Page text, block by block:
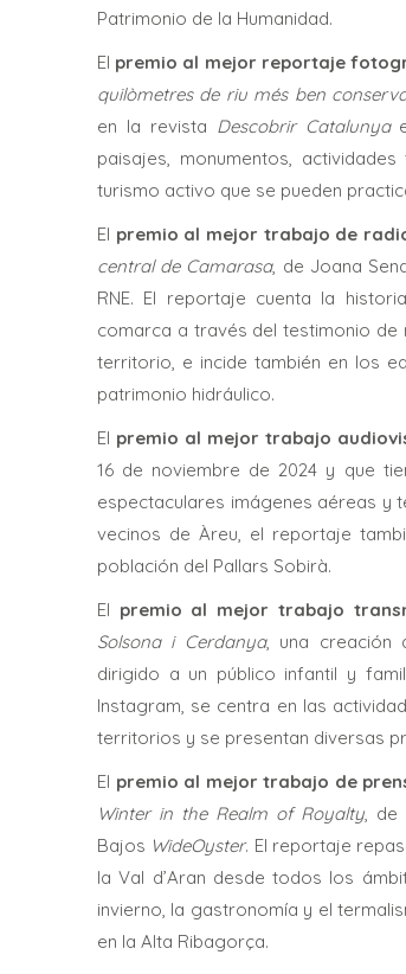
Patrimonio de la Humanidad.
El premio al mejor reportaje
quilòmetres de riu més ben
en la revista Descobrir Catalunya
paisajes, monumentos,
turismo activo que se pueden
El premio al mejor trabajo de
central de Camarasa, de Joana
RNE. El reportaje cuenta la
comarca a través del testimonio de
territorio, e incide también en los
patrimonio hidráulico.
El premio al mejor trabajo
16 de noviembre de 2024 y que
espectaculares imágenes aéreas y
vecinos de Àreu, el reportaje
población del Pallars Sobirà.
El premio al mejor trabajo
Solsona i Cerdanya, una creación
dirigido a un público infantil y
Instagram, se centra en las
territorios y se presentan diversas
El premio al mejor trabajo de
Winter in the Realm of Royalty, de
Bajos WideOyster. El reportaje
la Val d’Aran desde todos los
invierno, la gastronomía y el
en la Alta Ribagorça.